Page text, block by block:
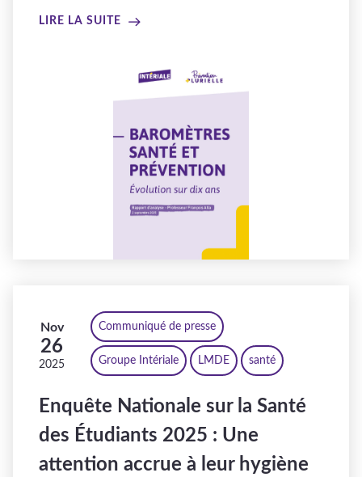
LIRE LA SUITE
Nov
26
2025
Communiqué de presse
Groupe Intériale LMDE santé
Enquête Nationale sur la Santé
des Étudiants 2025 : Une
attention accrue à leur hygiène